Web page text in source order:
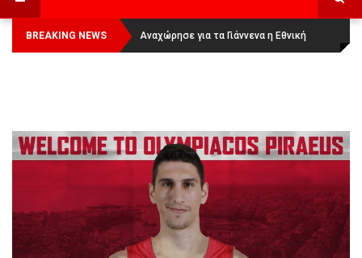
BREAKING NEWS
Οι Πάνθηρες Καβάλας στην Women
Basketball League 1
Αναχώρησε για τα Γιάννενα η Εθνική
Γυναικών: